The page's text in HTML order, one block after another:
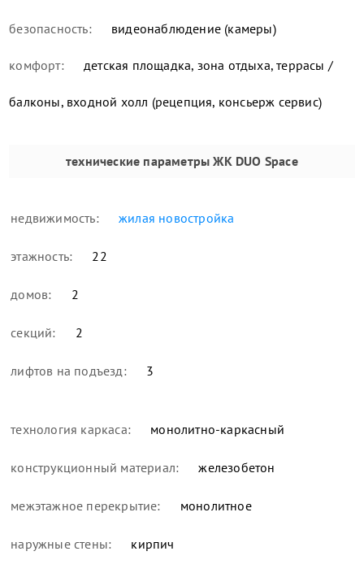
безопасность: видеонаблюдение (камеры)
комфорт: детская площадка, зона отдыха, террасы /
балконы, входной холл (рецепция, консьерж сервис)
технические параметры ЖК DUO Space
недвижимость: жилая новостройка
этажность: 22
домов: 2
секций: 2
лифтов на подъезд: 3
технология каркаса: монолитно-каркасный
конструкционный материал: железобетон
межэтажное перекрытие: монолитное
наружные стены: кирпич